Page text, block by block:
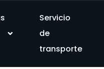
Servicio
de
transporte